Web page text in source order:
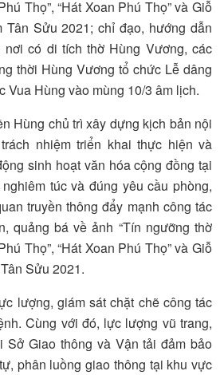
Thọ”, “Hát Xoan Phú Thọ” và Giỗ
Sửu 2021; chỉ đạo, hướng dẫn
nơi có di tích thờ Hùng Vương, các
thời Hùng Vương tổ chức Lễ dâng
Vua Hùng vào mùng 10/3 âm lịch.
Hùng chủ trì xây dựng kịch bản nội
nhiệm triển khai thực hiện và
sinh hoạt văn hóa cộng đồng tại
túc và đúng yêu cầu phòng,
truyền thông đẩy mạnh công tác
quảng bá về ảnh “Tín ngưỡng thờ
Thọ”, “Hát Xoan Phú Thọ” và Giỗ
Sửu 2021.
lượng, giám sát chặt chẽ công tác
Cùng với đó, lực lượng vũ trang,
Sở Giao thông và Vận tải đảm bảo
phân luồng giao thông tại khu vực